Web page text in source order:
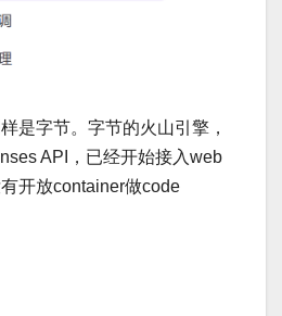
是字节。字节的火山引擎，
API，已经开始接入web
开放container做code